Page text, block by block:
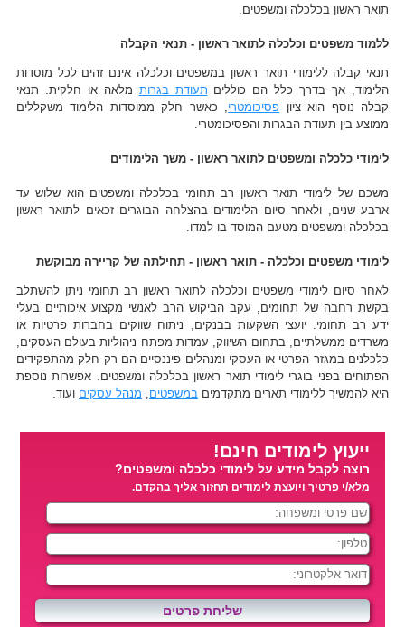
תואר ראשון בכלכלה ומשפטים.
ללמוד משפטים וכלכלה לתואר ראשון - תנאי הקבלה
תנאי קבלה ללימודי תואר ראשון במשפטים וכלכלה אינם זהים לכל מוסדות
הלימוד, אך בדרך כלל הם כוללים תעודת בגרות מלאה או חלקית. תנאי
קבלה נוסף הוא ציון פסיכומטרי , כאשר חלק ממוסדות הלימוד משקללים
ממוצע בין תעודת הבגרות והפסיכומטרי.
לימודי כלכלה ומשפטים לתואר ראשון - משך הלימודים
משכם של לימודי תואר ראשון רב תחומי בכלכלה ומשפטים הוא שלוש עד
ארבע שנים, ולאחר סיום הלימודים בהצלחה הבוגרים זכאים לתואר ראשון
בכלכלה ומשפטים מטעם המוסד בו למדו.
לימודי משפטים וכלכלה - תואר ראשון - תחילתה של קריירה מבוקשת
לאחר סיום לימודי משפטים וכלכלה לתואר ראשון רב תחומי ניתן להשתלב
בקשת רחבה של תחומים, עקב הביקוש הרב לאנשי מקצוע איכותיים בעלי
ידע רב תחומי. יועצי השקעות בבנקים, ניתוח שווקים בחברות פרטיות או
משרדים ממשלתיים, בתחום השיווק, עמדות מפתח ניהוליות בעולם העסקים,
כלכלנים במגזר הפרטי או העסקי ומנהלים פיננסיים הם רק חלק מהתפקידים
הפתוחים בפני בוגרי לימודי תואר ראשון בכלכלה ומשפטים. אפשרות נוספת
היא להמשיך ללימודי תארים מתקדמים במשפטים מנהל עסקים ועוד.
ייעוץ לימודים חינם!
רוצה לקבל מידע על לימודי כלכלה ומשפטים?
מלא/י פרטיך ויועצת לימודים תחזור אליך בהקדם.